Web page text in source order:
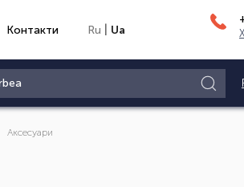
Контакти Ru Ua
Аксесуари